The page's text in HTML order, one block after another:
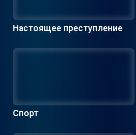
Настоящее преступление
Спорт